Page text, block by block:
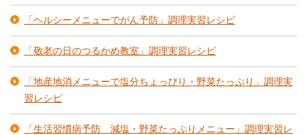
「ヘルシーメニューでがん予防」調理実習レシピ
「敬老の日のつるかめ教室」調理実習レシピ
「地産地消メニューで塩分ちょっぴり・野菜たっぷり」調理実
習レシピ
「生活習慣病予防 減塩・野菜たっぷりメニュー」調理実習レ